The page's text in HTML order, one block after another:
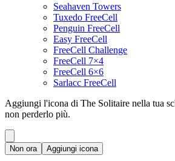
Seahaven Towers
Tuxedo FreeCell
Penguin FreeCell
Easy FreeCell
FreeCell Challenge
FreeCell 7×4
FreeCell 6×6
Sarlacc FreeCell
Aggiungi l'icona di The Solitaire nella tua
non perderlo più.
Non ora Aggiungi icona